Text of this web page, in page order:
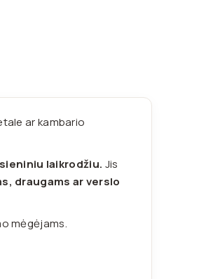
ar kambario
laikrodžiu. Jis
draugams ar verslo
mėgėjams.